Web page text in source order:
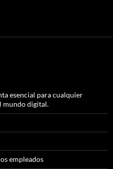
esencial para cualquier
mundo digital.
empleados